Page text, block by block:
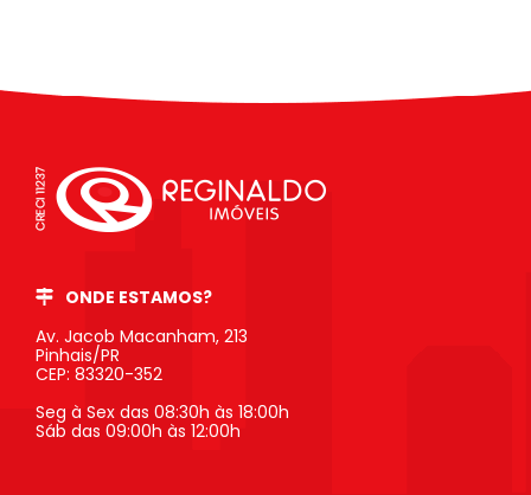
ONDE ESTAMOS?
Av. Jacob Macanham, 213
Pinhais/PR
CEP: 83320-352
Seg à Sex das 08:30h às 18:00h
Sáb das 09:00h às 12:00h